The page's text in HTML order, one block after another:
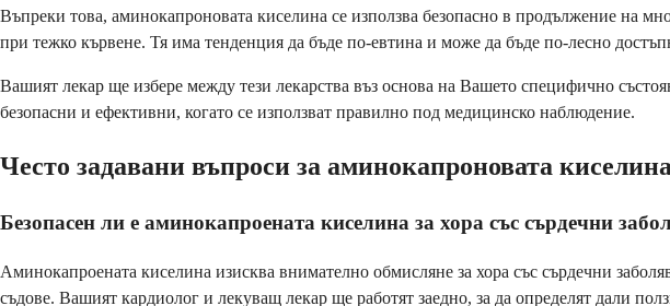
Въпреки това, аминокапроновата киселина се използва безопасно в продължение на
при тежко кървене. Тя има тенденция да бъде по-евтина и може да бъде по-лесно
Вашият лекар ще избере между тези лекарства въз основа на Вашето специфично
безопасни и ефективни, когато се използват правилно под медицинско наблюдение.
Често задавани въпроси за аминокапроновата
Безопасен ли е аминокапроената киселина за хора със сърдечни
Аминокапроената киселина изисква внимателно обмисляне за хора със сърдечни
съдове. Вашият кардиолог и лекуващ лекар ще работят заедно, за да определят дали